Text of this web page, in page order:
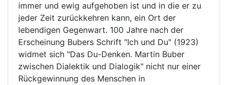
immer und ewig aufgehoben ist und in die er zu
jeder Zeit zurückkehren kann, ein Ort der
lebendigen Gegenwart. 100 Jahre nach der
Erscheinung Bubers Schrift "Ich und Du" (1923)
widmet sich "Das Du-Denken. Martin Buber
zwischen Dialektik und Dialogik" nicht nur einer
Rückgewinnung des Menschen in